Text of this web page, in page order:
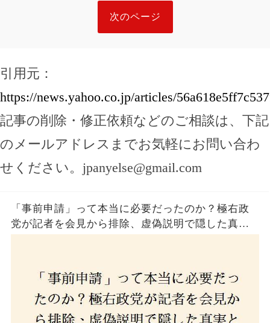
次のページ
引用元：
https://news.yahoo.co.jp/articles/
記事の削除・修正依頼などのご相談は、下記
のメールアドレスまでお気軽にお問い合わ
せください。 jpanyelse@gmail.com
「事前申請」って本当に必要だったのか？極右政
党が記者を会見から排除、虚偽説明で隠した真実